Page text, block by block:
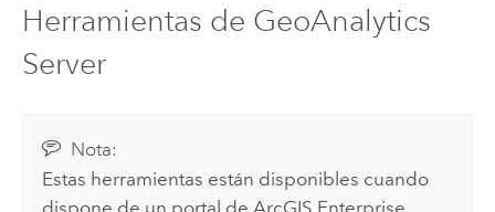
Herramientas de GeoAnalytics
Server
Nota:
Estas herramientas están disponibles cuando
dispone de un portal deArcGIS Enterprise